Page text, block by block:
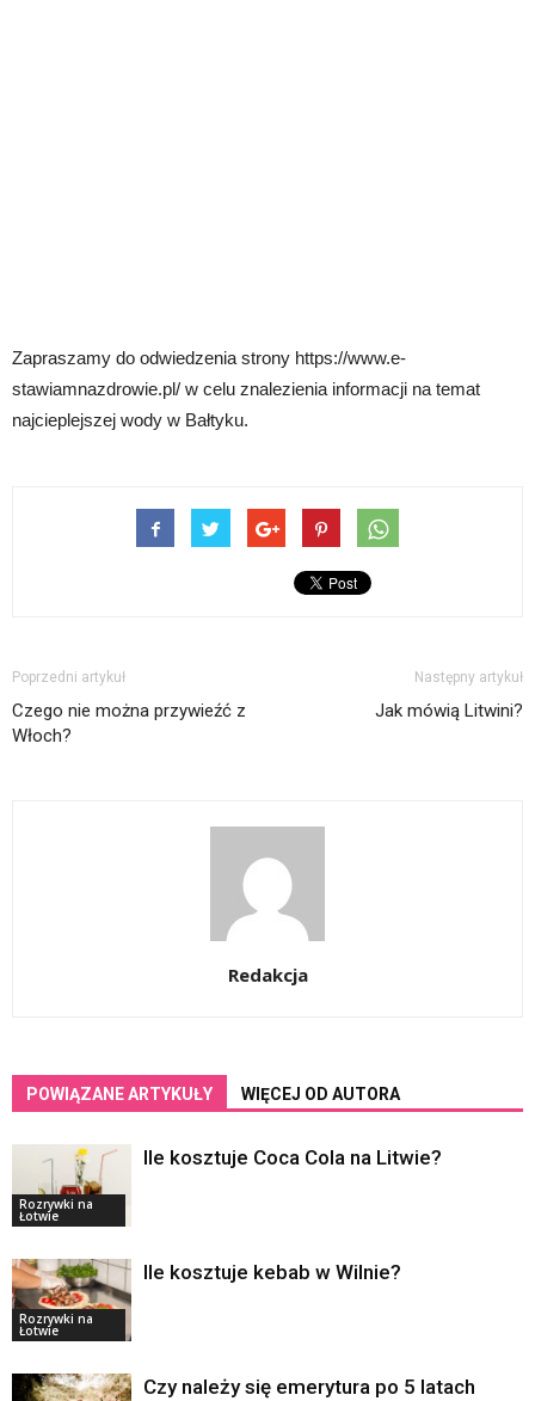
Zapraszamy do odwiedzenia strony https://www.e-
stawiamnazdrowie.pl/ w celu znalezienia informacji na temat
najcieplejszej wody w Bałtyku.
Poprzedni artykuł
Czego nie można przywieźć z
Włoch?
Następny artykuł
Jak mówią Litwini?
Redakcja
POWIĄZANE ARTYKUŁY WIĘCEJ OD AUTORA
Rozrywki na
Łotwie
Ile kosztuje Coca Cola na Litwie?
Rozrywki na
Łotwie
Ile kosztuje kebab w Wilnie?
Czy należy się emerytura po 5 latach